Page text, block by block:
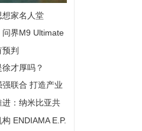
家名人堂
界M9 Ultimate
判
才厚吗？
联合 打造产业
进：纳米比亚共
宝出口促进委
中心启动加入
ENDIAMA E.P.